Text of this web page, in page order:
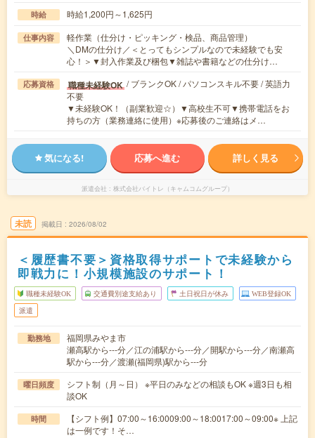
時給 時給1,200円～1,625円
仕事内容
軽作業（仕分け・ピッキング・検品、商品管理）
＼DMの仕分け／＜とってもシンプルなので未経験でも安
心！＞▼封入作業及び梱包▼雑誌や書籍などの仕分け…
応募資格 職種未経験OK / ブランクOK / パソコンスキル不要 / 英語力
不要
▼未経験OK！（副業歓迎☆）▼高校生不可▼携帯電話をお
持ちの方（業務連絡に使用）※応募後のご連絡はメ…
気になる! 応募へ進む 詳しく見る
派遣会社 株式会社バイトレ（キャムコムグループ）
未読 掲載日 2026/08/02
＜履歴書不要＞資格取得サポートで未経験から
即戦力に！小規模施設のサポート！
職種未経験OK 交通費別途支給あり 土日祝日が休み WEB登録OK
派遣
勤務地
福岡県みやま市
瀬高駅から---分／江の浦駅から---分／開駅から---分／南瀬高
駅から---分／渡瀬(福岡県)駅から---分
曜日頻度
シフト制（月～日） ※平日のみなどの相談もOK ※週3日も相
談OK
時間
【シフト例】07:00～16:0009:00～18:0017:00～09:00※ 上記
は一例です！そ…